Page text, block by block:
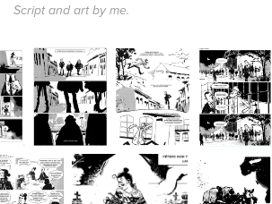
Script and art by me.